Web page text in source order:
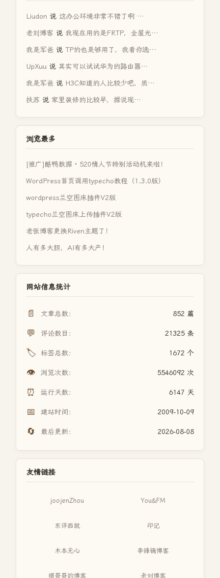
Liudon 说 这办公环境非常不错了啊 …
老刘博客 说 我现在用的是FRTP，全屋光…
我是军爸 说 TP的也是够用了，我看你选…
UpXuu 说 其实可以试试华为的路由器…
我是军爸 说 H3C知道的人比较少吧，质…
扶苏 说 家里装修的比较早，据说现…
浏览最多
[推广]酷鸭数据 · 520情人节特别活动机来啦！
WordPress首页调用typecho教程（1.3.0版）
wordpress兰空图床插件V2版
typecho兰空图床上传插件V2版
老张博客更换Riven主题了！
人有多大胆，AI有多大产！
网站信息统计
📄 文章总数： 852 篇
💬 评论数目： 21325 条
🏷️ 标签总数： 1672 个
👁️ 浏览次数： 5546092 次
⏰ 运行天数： 6147 天
📅 建站时间： 2009-10-09
🔄 最后更新： 2026-08-08
友情链接
joojenZhou You&FM
东评西就 印记
木本无心 李锋镝博客
缙哥哥的博客 老刘博客